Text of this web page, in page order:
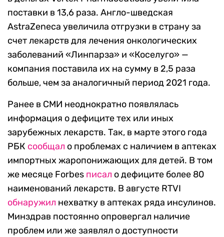
поставки в 13,6 раза. Англо-шведская
AstraZeneca увеличила отгрузки в страну за
счет лекарств для лечения онкологических
заболеваний «Линпарза» и «Коселуго» —
компания поставила их на сумму в 2,5 раза
больше, чем за аналогичный период 2021 года.
Ранее в СМИ неоднократно появлялась
информация о дефиците тех или иных
зарубежных лекарств. Так, в марте этого года
РБК сообщал о проблемах с наличием в аптеках
импортных жаропонижающих для детей. В том
же месяце Forbes писал о дефиците более 80
наименований лекарств. В августе RTVI
обнаружил нехватку в аптеках ряда инсулинов.
Минздрав постоянно опровергал наличие
проблем или же заявлял о доступности